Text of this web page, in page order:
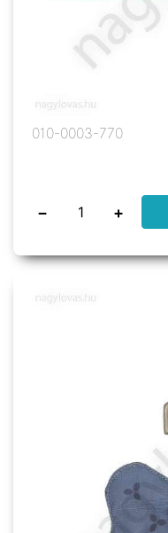
010-0003-770
− +